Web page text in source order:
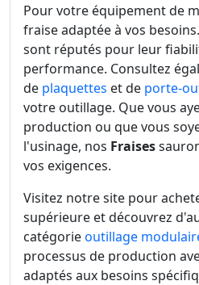
Pour votre équipement de
fraise adaptée à vos
sont réputés pour leur
performance. Consultez
de plaquettes et de porte-
votre outillage. Que vous
production ou que vous
l'usinage, nos Fraises
vos exigences.
Visitez notre site pour
supérieure et découvrez
catégorieoutillage
processus de production
adaptés aux besoins